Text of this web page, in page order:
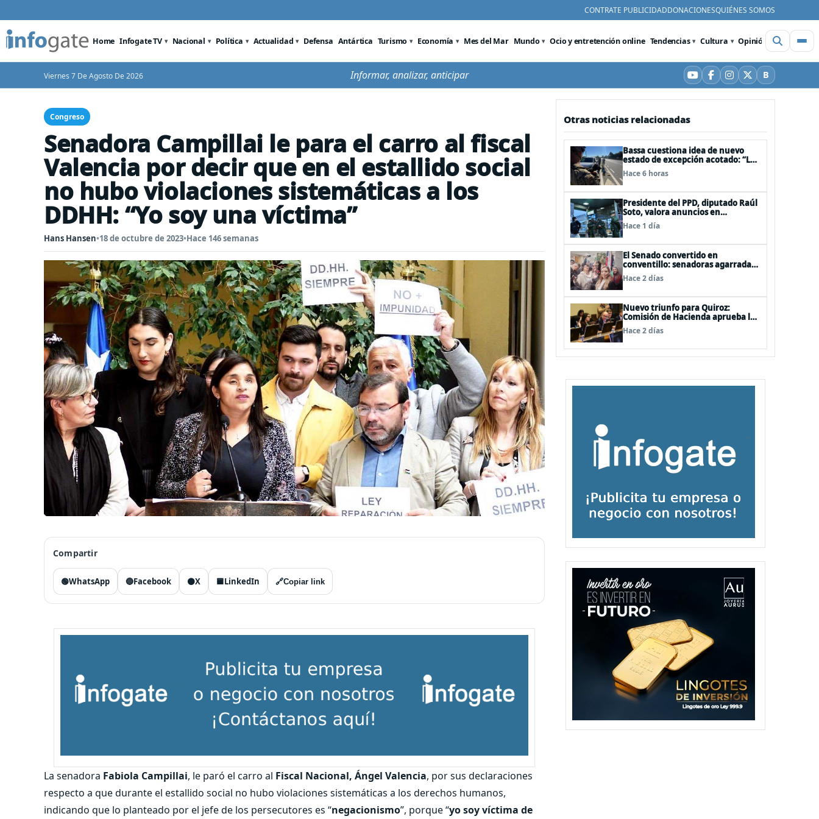
CONTRATE PUBLICIDADDONACIONESQUIÉNES SOMOS
Home Infogate TV Nacional Política Actualidad Defensa Antártica Turismo Economía Mes del Mar Mundo Ocio y entretención online Tendencias Cultura Opinión Videos
Viernes 7 De Agosto De 2026 Informar, analizar, anticipar YouTube
Facebook
Instagram
X BBluesky
Congreso
Senadora Campillai le para el carro al fiscal
Valencia por decir que en el estallido social
no hubo violaciones sistemáticas a los
DDHH: “Yo soy una víctima”
Hans Hansen•18 de octubre de 2023•Hace 146 semanas
Compartir
🟢WhatsApp 🔵Facebook ⚫X 🟦LinkedIn 🔗Copiar link
La senadora Fabiola Campillai, le paró el carro al Fiscal Nacional, Ángel Valencia, por sus declaraciones
respecto a que durante el estallido social no hubo violaciones sistemáticas a los derechos humanos,
indicando que lo planteado por el jefe de los persecutores es “negacionismo”, porque “yo soy víctima de
Otras noticias relacionadas
Bassa cuestiona idea de nuevo
estado de excepción acotado: “Las
FFAA no son policías”
Hace 6 horas
Presidente del PPD, diputado Raúl
Soto, valora anuncios en
seguridad pero advierte ausencia
clave: alzamiento del secreto
Hace 1 día
El Senado convertido en
conventillo: senadoras agarradas
de las mechas
Hace 2 días
Nuevo triunfo para Quiroz:
Comisión de Hacienda aprueba los
vetos a la Megarreforma
Hace 2 días